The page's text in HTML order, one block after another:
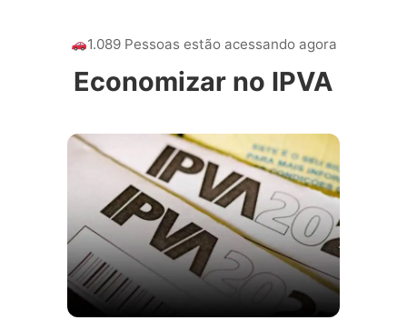
1.089 Pessoas estão acessando agora
Economizar no IPVA